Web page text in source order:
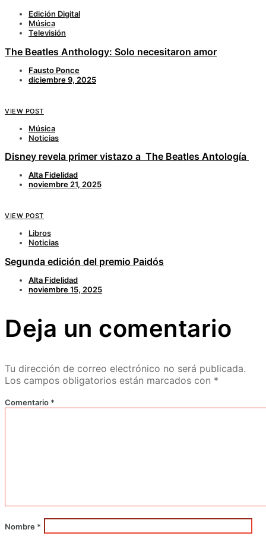
Edición Digital
Música
Televisión
The Beatles Anthology: Solo necesitaron amor
Fausto Ponce
diciembre 9, 2025
VIEW POST
Música
Noticias
Disney revela primer vistazo a The Beatles Antología
Alta Fidelidad
noviembre 21, 2025
VIEW POST
Libros
Noticias
Segunda edición del premio Paidós
Alta Fidelidad
noviembre 15, 2025
Deja un comentario
Tu dirección de correo electrónico no será publicada.
Los campos obligatorios están marcados con *
Comentario *
Nombre *